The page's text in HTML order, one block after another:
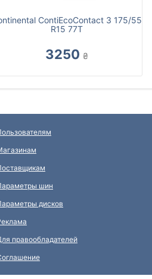
ContiEcoContact 3 175/55
R15 77T
3250 ₴
шин
дисков
правообладателей